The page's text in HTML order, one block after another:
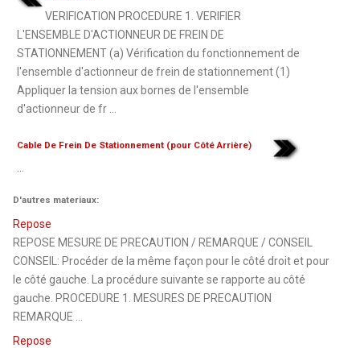
VERIFICATION PROCEDURE 1. VERIFIER
L'ENSEMBLE D'ACTIONNEUR DE FREIN DE
STATIONNEMENT (a) Vérification du fonctionnement de
l'ensemble d'actionneur de frein de stationnement (1)
Appliquer la tension aux bornes de l'ensemble
d'actionneur de fr ...
Cable De Frein De Stationnement (pour Côté Arrière)
D'autres materiaux:
Repose
REPOSE MESURE DE PRECAUTION / REMARQUE / CONSEIL
CONSEIL: Procéder de la même façon pour le côté droit et pour
le côté gauche. La procédure suivante se rapporte au côté
gauche. PROCEDURE 1. MESURES DE PRECAUTION
REMARQUE ...
Repose